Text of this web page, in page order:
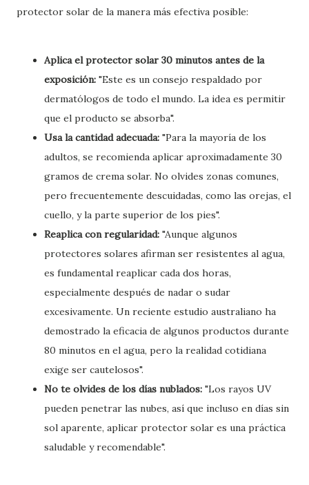
protector solar de la manera más efectiva posible:
Aplica el protector solar 30 minutos antes de la
exposición: "Este es un consejo respaldado por
dermatólogos de todo el mundo. La idea es permitir
que el producto se absorba".
Usa la cantidad adecuada: "Para la mayoría de los
adultos, se recomienda aplicar aproximadamente 30
gramos de crema solar. No olvides zonas comunes,
pero frecuentemente descuidadas, como las orejas, el
cuello, y la parte superior de los pies".
Reaplica con regularidad: "Aunque algunos
protectores solares afirman ser resistentes al agua,
es fundamental reaplicar cada dos horas,
especialmente después de nadar o sudar
excesivamente. Un reciente estudio australiano ha
demostrado la eficacia de algunos productos durante
80 minutos en el agua, pero la realidad cotidiana
exige ser cautelosos".
No te olvides de los días nublados: "Los rayos UV
pueden penetrar las nubes, así que incluso en días sin
sol aparente, aplicar protector solar es una práctica
saludable y recomendable".